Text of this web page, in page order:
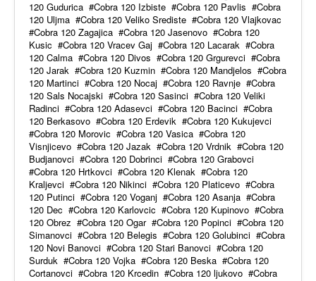
120 Gudurica
Cobra 120 Izbiste Cobra 120 Pavlis
Cobra
120 Uljma
Cobra 120 Veliko Srediste
Cobra 120 Vlajkovac
Cobra 120 Zagajica
Cobra 120 Jasenovo
Cobra 120
Kusic
Cobra 120 Vracev Gaj Cobra 120 Lacarak
Cobra
120 Calma
Cobra 120 Divos Cobra 120 Grgurevci
Cobra
120 Jarak
Cobra 120 Kuzmin Cobra 120 Mandjelos
Cobra
120 Martinci
Cobra 120 Nocaj Cobra 120 Ravnje
Cobra
120 Sals Nocajski
Cobra 120 Sasinci
Cobra 120 Veliki
Radinci
Cobra 120 Adasevci Cobra 120 Bacinci
Cobra
120 Berkasovo
Cobra 120 Erdevik
Cobra 120 Kukujevci
Cobra 120 Morovic
Cobra 120 Vasica
Cobra 120
Visnjicevo
Cobra 120 Jazak Cobra 120 Vrdnik
Cobra 120
Budjanovci
Cobra 120 Dobrinci
Cobra 120 Grabovci
Cobra 120 Hrtkovci
Cobra 120 Klenak
Cobra 120
Kraljevci
Cobra 120 Nikinci Cobra 120 Platicevo
Cobra
120 Putinci
Cobra 120 Voganj Cobra 120 Asanja
Cobra
120 Dec
Cobra 120 Karlovcic Cobra 120 Kupinovo
Cobra
120 Obrez
Cobra 120 Ogar Cobra 120 Popinci
Cobra 120
Simanovci
Cobra 120 Belegis Cobra 120 Golubinci
Cobra
120 Novi Banovci
Cobra 120 Stari Banovci
Cobra 120
Surduk
Cobra 120 Vojka Cobra 120 Beska
Cobra 120
Cortanovci
Cobra 120 Krcedin Cobra 120 ljukovo
Cobra